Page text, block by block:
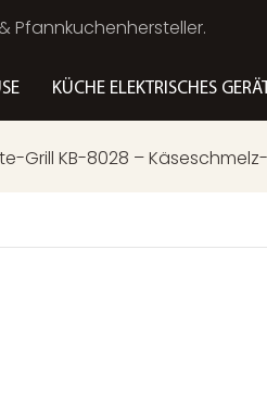
Pfannkuchenhersteller.
KÜCHE ELEKTRISCHES
Grill KB-8028 –